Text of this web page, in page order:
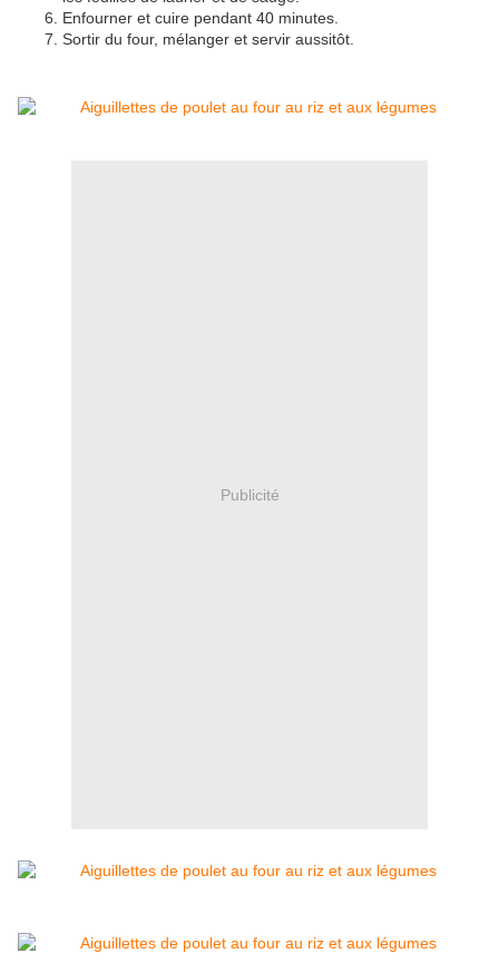
Enfourner et cuire pendant 40 minutes.
Sortir du four, mélanger et servir aussitôt.
Publicité